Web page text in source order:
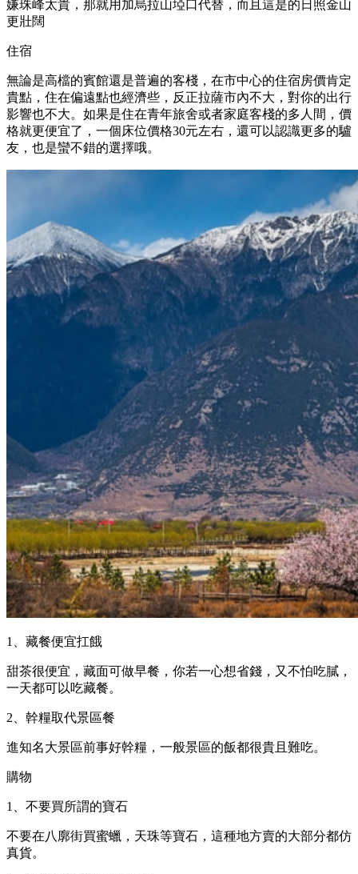
嫌珠峰太貴，那就用加烏拉山埡口代替，而且這是的日照金山
更壯闊
住宿
無論是高檔的賓館還是普遍的客棧，在市中心的住宿房價肯定
貴點，住在偏遠點也經濟些，反正拉薩市內不大，對你的出行
影響也不大。如果是住在青年旅舍或者家庭客棧的多人間，價
格就更便宜了，一個床位價格30元左右，還可以認識更多的驢
友，也是蠻不錯的選擇哦。
1、藏餐便宜扛餓
甜茶很便宜，藏面可做早餐，你若一心想省錢，又不怕吃膩，
一天都可以吃藏餐。
2、幹糧取代景區餐
進知名大景區前事好幹糧，一般景區的飯都很貴且難吃。
購物
​1、不要買所謂的寶石
不要在八廓街買蜜蠟，天珠等寶石，這種地方賣的大部分都仿
真貨。